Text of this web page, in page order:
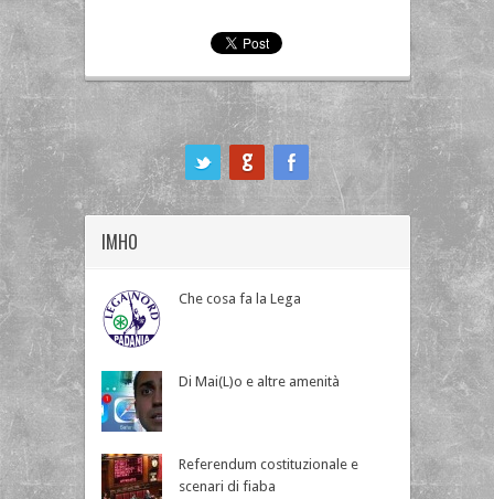
IMHO
Che cosa fa la Lega
Di Mai(L)o e altre amenità
Referendum costituzionale e
scenari di fiaba